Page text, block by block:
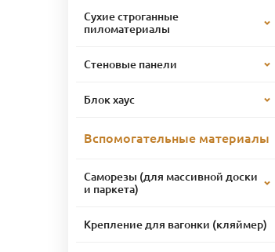
Сухие строганные
пиломатериалы
Стеновые панели
Блок хаус
Вспомогательные материалы
Саморезы (для массивной доски
и паркета)
Крепление для вагонки (кляймер)